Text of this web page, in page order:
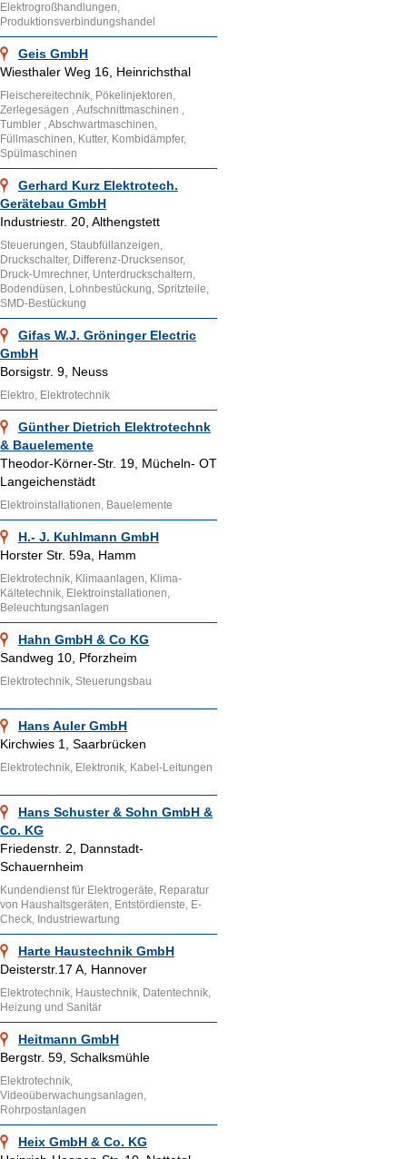
Elektrogroßhandlungen,
Produktionsverbindungshandel
Geis GmbH
Wiesthaler Weg 16, Heinrichsthal
Fleischereitechnik, Pökelinjektoren,
Zerlegesägen , Aufschnittmaschinen ,
Tumbler , Abschwartmaschinen,
Füllmaschinen, Kutter, Kombidämpfer,
Spülmaschinen
Gerhard Kurz Elektrotech.
Gerätebau GmbH
Industriestr. 20, Althengstett
Steuerungen, Staubfüllanzeigen,
Druckschalter, Differenz-Drucksensor,
Druck-Umrechner, Unterdruckschaltern,
Bodendüsen, Lohnbestückung, Spritzteile,
SMD-Bestückung
Gifas W.J. Gröninger Electric
GmbH
Borsigstr. 9, Neuss
Elektro, Elektrotechnik
Günther Dietrich Elektrotechnk
& Bauelemente
Theodor-Körner-Str. 19, Mücheln- OT
Langeichenstädt
Elektroinstallationen, Bauelemente
H.- J. Kuhlmann GmbH
Horster Str. 59a, Hamm
Elektrotechnik, Klimaanlagen, Klima-
Kältetechnik, Elektroinstallationen,
Beleuchtungsanlagen
Hahn GmbH & Co KG
Sandweg 10, Pforzheim
Elektrotechnik, Steuerungsbau
Hans Auler GmbH
Kirchwies 1, Saarbrücken
Elektrotechnik, Elektronik, Kabel-Leitungen
Hans Schuster & Sohn GmbH &
Co. KG
Friedenstr. 2, Dannstadt-
Schauernheim
Kundendienst für Elektrogeräte, Reparatur
von Haushaltsgeräten, Entstördienste, E-
Check, Industriewartung
Harte Haustechnik GmbH
Deisterstr.17 A, Hannover
Elektrotechnik, Haustechnik, Datentechnik,
Heizung und Sanitär
Heitmann GmbH
Bergstr. 59, Schalksmühle
Elektrotechnik,
Videoüberwachungsanlagen,
Rohrpostanlagen
Heix GmbH & Co. KG